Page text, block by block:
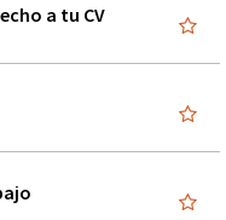
a tu CV